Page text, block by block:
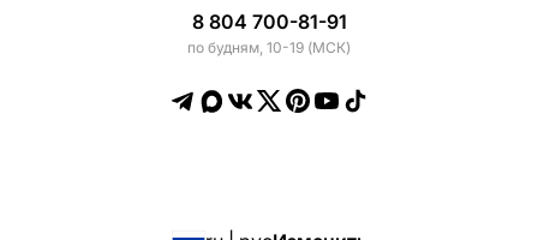
8 804 700-81-91
по будням, 10-19 (МСК)